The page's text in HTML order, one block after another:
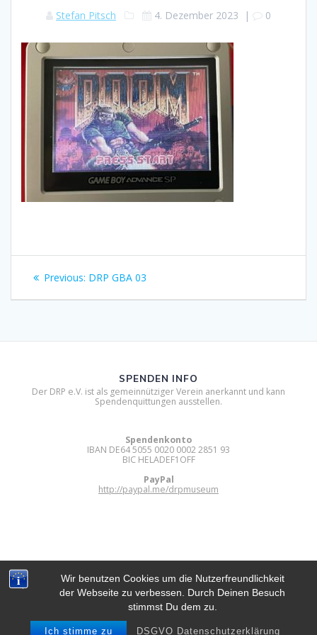
Wir benutzen Cookies um die Nutzerfreundlichkeit
der Webseite zu verbessen. Durch Deinen Besuch
stimmst Du dem zu.
Ich stimme zu DSGVO Datenschutzerklärung
Stefan Pitsch 4. Dezember 2023 | 0
Beitragsnavigation
Previous: Previous
DRP GBA 03
DIGITAL RETRO PARK E.V.
© 2012 - 2026 Digital Retro Park e.V..
Built using WordPress and Mesmerize Theme.
SPENDEN INFO
Der DRP e.V. ist als gemeinnütziger Verein anerkannt und kann
Spendenquittungen ausstellen.
Spendenkonto
IBAN DE64 5055 0020 0002 2851 93
BIC HELADEF1OFF
PayPal
http://paypal.me/drpmuseum